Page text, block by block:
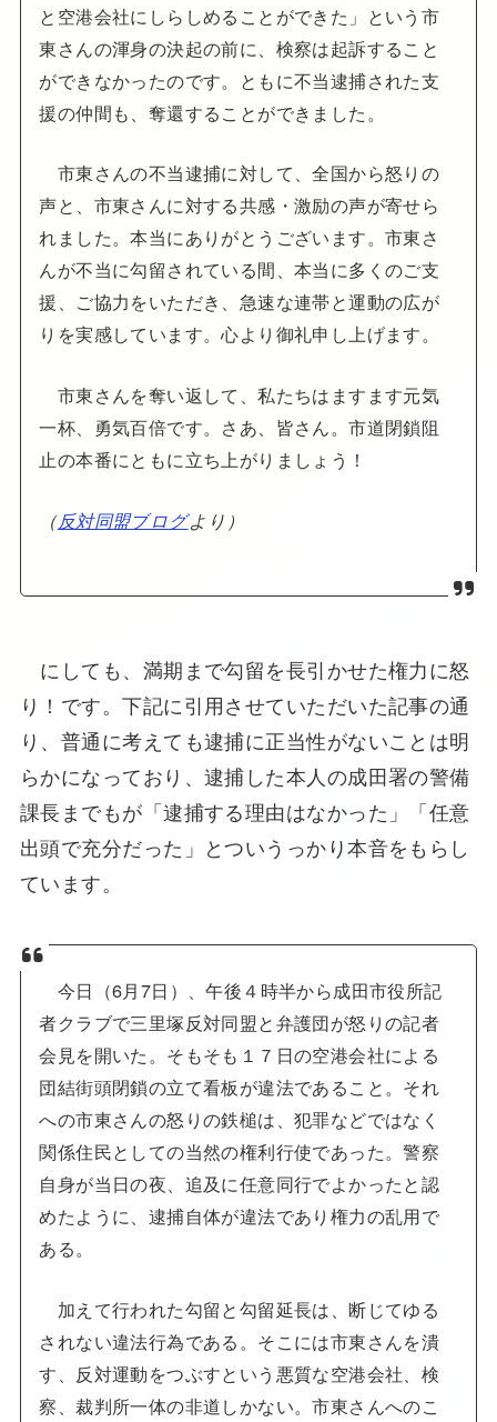
と空港会社にしらしめることができた」という市
東さんの渾身の決起の前に、検察は起訴すること
ができなかったのです。ともに不当逮捕された支
援の仲間も、奪還することができました。
市東さんの不当逮捕に対して、全国から怒りの
声と、市東さんに対する共感・激励の声が寄せら
れました。本当にありがとうございます。市東さ
んが不当に勾留されている間、本当に多くのご支
援、ご協力をいただき、急速な連帯と運動の広が
りを実感しています。心より御礼申し上げます。
市東さんを奪い返して、私たちはますます元気
一杯、勇気百倍です。さあ、皆さん。市道閉鎖阻
止の本番にともに立ち上がりましょう！
（反対同盟ブログより）
にしても、満期まで勾留を長引かせた権力に怒
り！です。下記に引用させていただいた記事の通
り、普通に考えても逮捕に正当性がないことは明
らかになっており、逮捕した本人の成田署の警備
課長までもが「逮捕する理由はなかった」「任意
出頭で充分だった」とついうっかり本音をもらし
ています。
今日（6月7日）、午後４時半から成田市役所記
者クラブで三里塚反対同盟と弁護団が怒りの記者
会見を開いた。そもそも１７日の空港会社による
団結街頭閉鎖の立て看板が違法であること。それ
への市東さんの怒りの鉄槌は、犯罪などではなく
関係住民としての当然の権利行使であった。警察
自身が当日の夜、追及に任意同行でよかったと認
めたように、逮捕自体が違法であり権力の乱用で
ある。
加えて行われた勾留と勾留延長は、断じてゆる
されない違法行為である。そこには市東さんを潰
す、反対運動をつぶすという悪質な空港会社、検
察、裁判所一体の非道しかない。市東さんへのこ